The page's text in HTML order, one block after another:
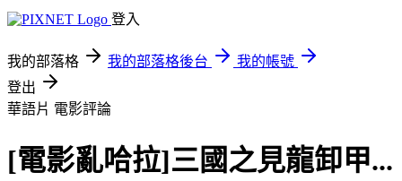
登入
我的部落格 我的部落格後台
我的帳號
登出
華語片 電影評論
[電影亂哈拉]三國之見龍卸甲...